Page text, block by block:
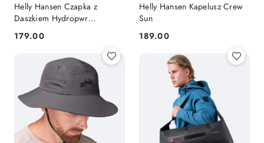
Helly Hansen Czapka z
Daszkiem Hydropwr
Pomarańczowa BF
Cena:
179.00
Helly Hansen Kapelusz Crew
Sun
Cena:
189.00